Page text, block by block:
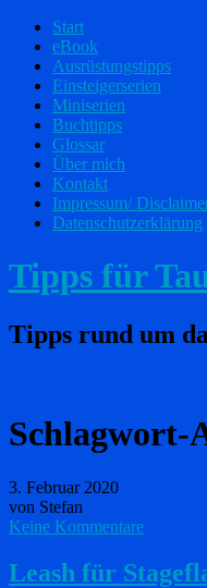
Start
eBook
Ausrüstungstipps
Einsteigerserien
Miniserien
Buchtipps
Glossar
Über mich
Kontakt
Impressum/
Datenschutzerklärung
Tipps für
Tipps rund um
Schlagwort-
3. Februar 2020
von Stefan
Keine Kommentare
Leash für